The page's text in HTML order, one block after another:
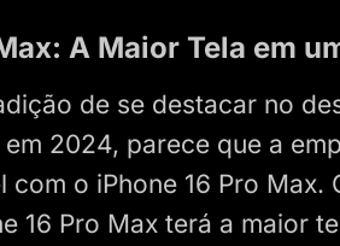
A Maior Tela em
de se destacar no
2024, parece que a
com o iPhone 16 Pro
16 Pro Max terá a maior